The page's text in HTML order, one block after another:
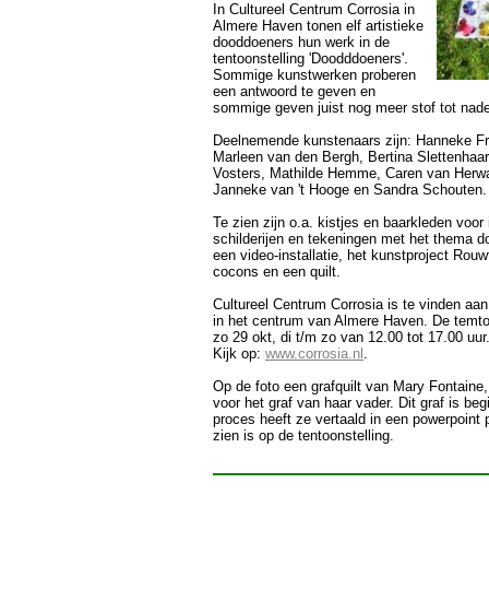
In Cultureel Centrum Corrosia in
Almere Haven tonen elf artistieke
dooddoeners hun werk in de
tentoonstelling 'Doodddoeners'.
Sommige kunstwerken proberen
een antwoord te geven en
sommige geven juist nog meer stof tot
Deelnemende kunstenaars zijn: Hanneke
Marleen van den Bergh, Bertina
Vosters, Mathilde Hemme, Caren van
Janneke van 't Hooge en Sandra Schouten.
Te zien zijn o.a. kistjes en baarkleden
schilderijen en tekeningen met het thema
een video-installatie, het kunstproject
cocons en een quilt.
Cultureel Centrum Corrosia is te vinden
in het centrum van Almere Haven. De
zo 29 okt, di t/m zo van 12.00 tot 17.00
Kijk op: www.corrosia.nl .
Op de foto een grafquilt van Mary
voor het graf van haar vader. Dit graf is
proces heeft ze vertaald in een powerpoint
zien is op de tentoonstelling.